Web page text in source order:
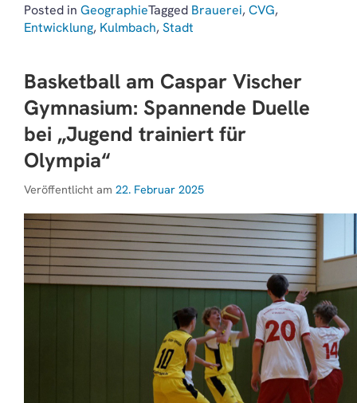
Posted in GeographieTagged Brauerei, CVG,
Entwicklung, Kulmbach, Stadt
Basketball am Caspar Vischer
Gymnasium: Spannende Duelle
bei „Jugend trainiert für
Olympia“
Veröffentlicht am 22. Februar 2025